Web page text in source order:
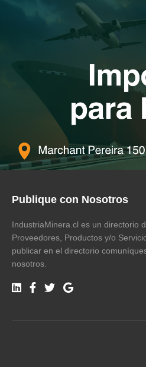
Publique con Nosotros
IndustriaMinera.cl es un directorio
Proveedores, Productos y/o
publicar en el directorio
nosotros.